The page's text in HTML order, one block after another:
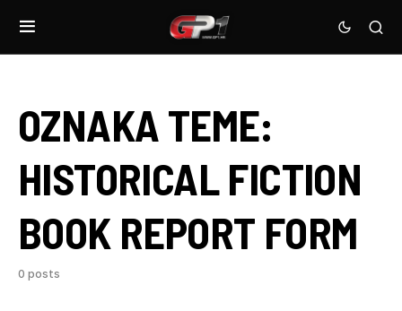
OZNAKA TEME:
HISTORICAL FICTION
BOOK REPORT FORM
0 posts